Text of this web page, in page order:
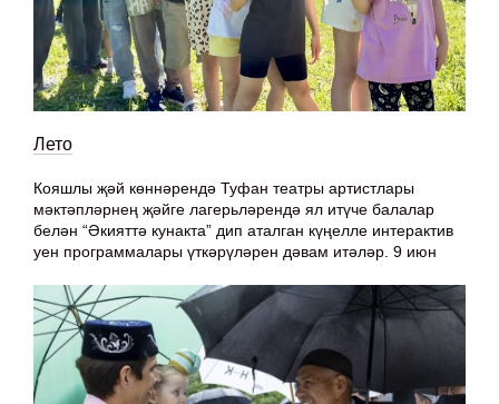
Лето
Кояшлы җәй көннәрендә Туфан театры артистлары
мәктәпләрнең җәйге лагерьләрендә ял итүче балалар
белән “Әкияттә кунакта” дип аталган күңелле интерактив
уен программалары үткәрүләрен дәвам итәләр. 9 июн